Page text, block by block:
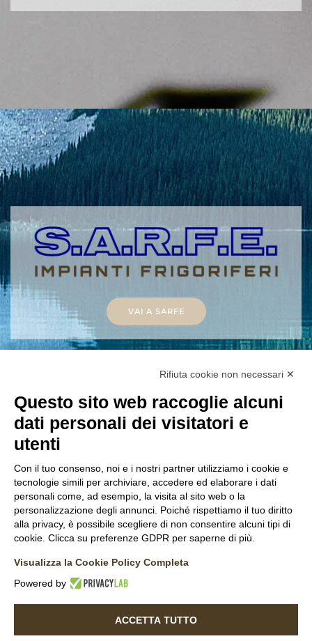
VAI A SARFE
CONTATTI PRIVACY POLICY
S.A.R.F.E. S.r.l. - Via del lavoro 151/N, 23020 Montagna in Valtellina (SO)
info@sarfe.it - P.Iva/CF 00576860142 - N. REA
SO-40951 - PECinfo@pec.sarfe.it
Rifiuta cookie non necessari ✕
Questo sito web raccoglie alcuni
dati personali dei visitatori e
utenti
Con il tuo consenso, noi e i nostri partner utilizziamo i cookie e
tecnologie simili per archiviare, accedere ed elaborare i dati
personali come, ad esempio, la visita al sito web o la
personalizzazione degli annunci. Poiché rispettiamo il tuo diritto
alla privacy, è possibile scegliere di non consentire alcuni tipi di
cookie. Clicca su preferenze GDPR per saperne di più.
Visualizza la Cookie Policy Completa
Powered by
ACCETTA TUTTO